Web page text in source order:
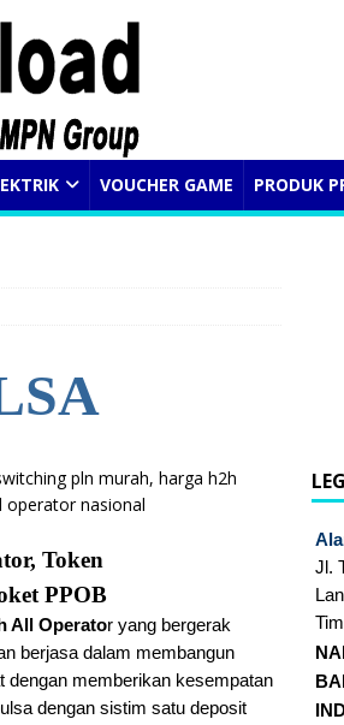
VOUCHER GAME PRODUK
pln murah, harga h2h
operator nasional
Token
PPOB
All Operator yang bergerak
berjasa dalam membangun
dengan memberikan kesempatan
dengan sistim satu deposit
Jl.